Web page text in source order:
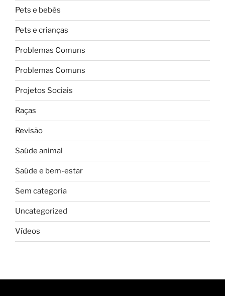
Pets e bebês
Pets e crianças
Problemas Comuns
Problemas Comuns
Projetos Sociais
Raças
Revisão
Saúde animal
Saúde e bem-estar
Sem categoria
Uncategorized
Vídeos